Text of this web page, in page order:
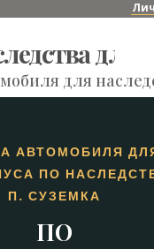
для
для
АВТОМОБИЛЯ
ПО
П. СУЗЕМКА
ПО